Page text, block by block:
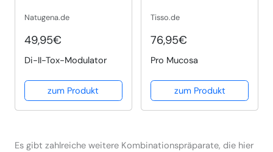
Natugena.de
49,95€
Di-II-Tox-Modulator
zum Produkt
Tisso.de
76,95€
Pro Mucosa
zum Produkt
Es gibt zahlreiche weitere Kombinationspräparate, die hier